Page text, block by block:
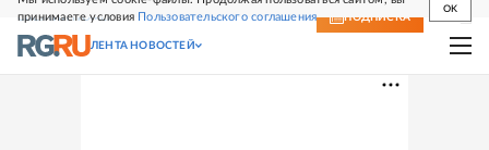
принимаете условия Пользовательского соглашения
OK
СВЕЖИЙ НОМЕР ПОДПИСКА
ЛЕНТА НОВОСТЕЙ